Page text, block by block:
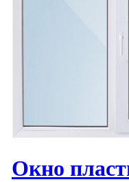
Окно